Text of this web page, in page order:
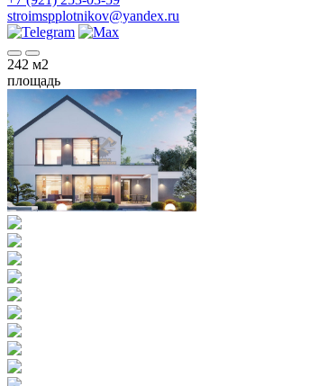
stroimspplotnikov@yandex.ru
242 м2
площадь